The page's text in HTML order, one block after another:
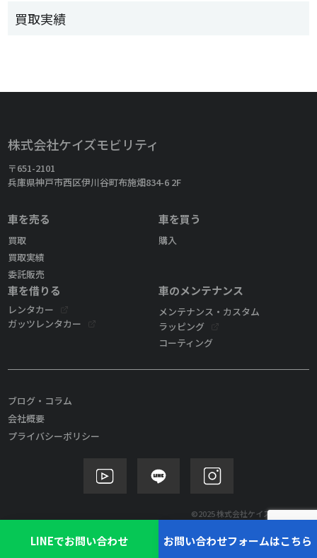
LINEでお問い合わせ お問い合わせフォームはこちら
買取実績
株式会社ケイズモビリティ
〒651-2101
兵庫県神戸市西区伊川谷町布施畑834-6 2F
車を売る
買取
買取実績
委託販売
車を買う
購入
車を借りる
レンタカー
ガッツレンタカー
車のメンテナンス
メンテナンス・カスタム
ラッピング
コーティング
ブログ・コラム
会社概要
プライバシーポリシー
©2025 株式会社ケイズモビリティ